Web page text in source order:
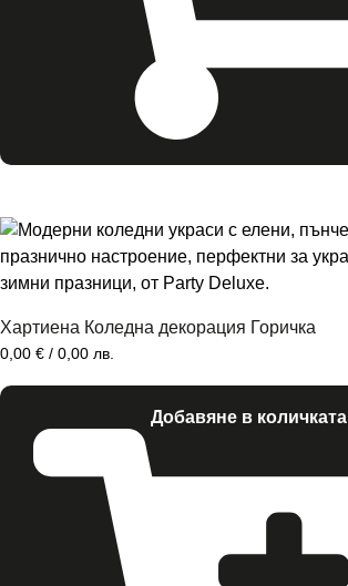
Хартиена Коледна декорация Горичка
0,00 € / 0,00 лв.
Добавяне в количката